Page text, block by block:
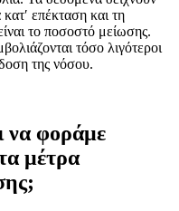
επέκταση και τη
το ποσοστό μείωσης.
τόσο λιγότεροι
της νόσου.
να φοράμε
μέτρα